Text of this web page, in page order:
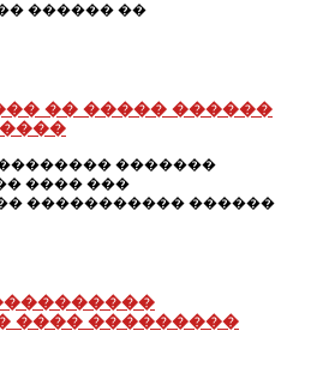
������ ��
�� ����� ������
�������
���� ���
����������� ������
���� ���������